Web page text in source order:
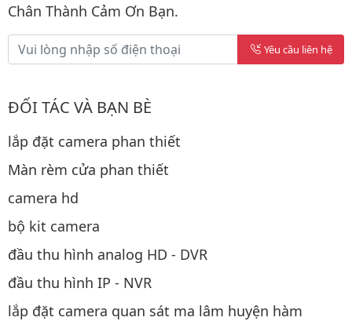
Chân Thành Cảm Ơn Bạn.
Yêu cầu liên hệ
ĐỐI TÁC VÀ BẠN BÈ
lắp đặt camera phan thiết
Màn rèm cửa phan thiết
camera hd
bộ kit camera
đầu thu hình analog HD - DVR
đầu thu hình IP - NVR
lắp đặt camera quan sát ma lâm huyện hàm